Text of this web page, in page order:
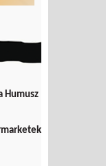
Humusz